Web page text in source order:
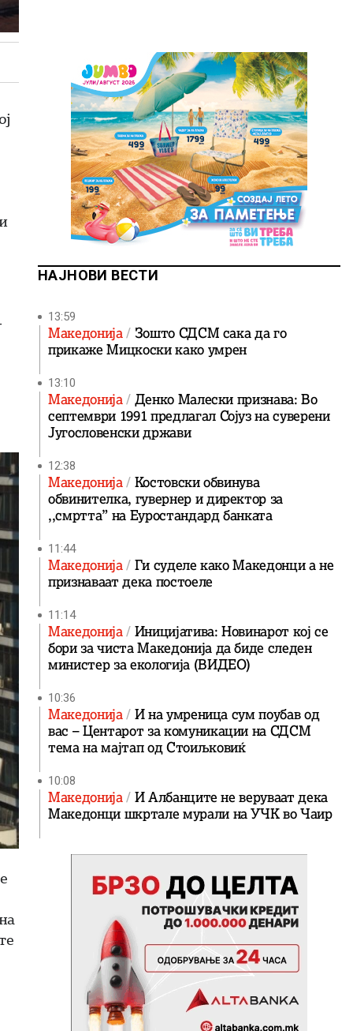
НАЈНОВИ ВЕСТИ
13:59
Македонија Зошто СДСМ сака да го
прикаже Мицкоски како умрен
13:10
Македонија Денко Малески признава: Во
септември 1991 предлагал Сојуз на суверени
Југословенски држави
12:38
Македонија Костовски обвинува
обвинителка, гувернер и директор за
,,смртта” на Еуростандард банката
11:44
Македонија Ги суделе како Македонци а не
признаваат дека постоеле
11:14
Македонија Иницијатива: Новинарот кој се
бори за чиста Македонија да биде следен
министер за екологија (ВИДЕО)
10:36
Македонија И на умреница сум поубав од
вас – Центарот за комуникации на СДСМ
тема на мајтап од Стоиљковиќ
10:08
Македонија И Албанците не веруваат дека
Македонци шкртале мурали на УЧК во Чаир